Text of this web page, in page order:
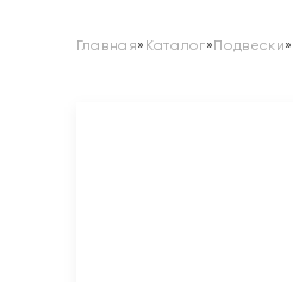
Главная» Каталог»Подвески»